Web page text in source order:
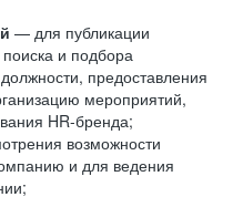
— для публикации
и подбора
предоставления
мероприятий,
HR-бренда;
возможности
и для ведения